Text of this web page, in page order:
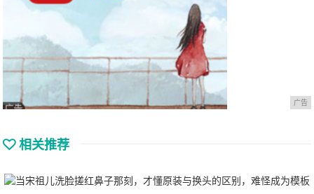
广告
相关推荐